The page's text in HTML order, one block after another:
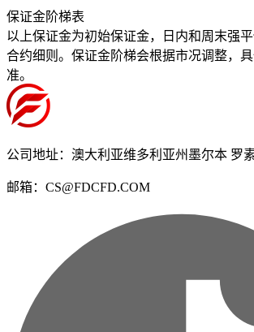
保证金阶梯表
以上保证金为初始保证金，日内和周末强
合约细则。保证金阶梯会根据市况调整，
准。
公司地址：澳大利亚维多利亚州墨尔本 罗
邮箱：CS@FDCFD.COM